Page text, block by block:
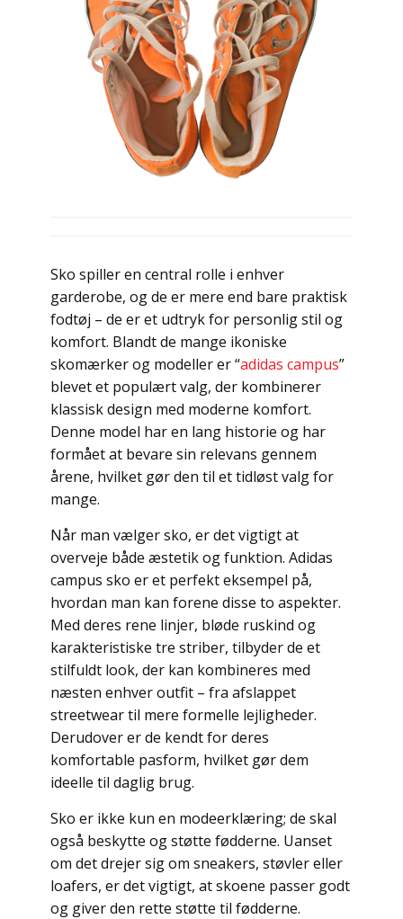
Sko spiller en central rolle i enhver
garderobe, og de er mere end bare praktisk
fodtøj – de er et udtryk for personlig stil og
komfort. Blandt de mange ikoniske
skomærker og modeller er “adidas campus”
blevet et populært valg, der kombinerer
klassisk design med moderne komfort.
Denne model har en lang historie og har
formået at bevare sin relevans gennem
årene, hvilket gør den til et tidløst valg for
mange.
Når man vælger sko, er det vigtigt at
overveje både æstetik og funktion. Adidas
campus sko er et perfekt eksempel på,
hvordan man kan forene disse to aspekter.
Med deres rene linjer, bløde ruskind og
karakteristiske tre striber, tilbyder de et
stilfuldt look, der kan kombineres med
næsten enhver outfit – fra afslappet
streetwear til mere formelle lejligheder.
Derudover er de kendt for deres
komfortable pasform, hvilket gør dem
ideelle til daglig brug.
Sko er ikke kun en modeerklæring; de skal
også beskytte og støtte fødderne. Uanset
om det drejer sig om sneakers, støvler eller
loafers, er det vigtigt, at skoene passer godt
og giver den rette støtte til fødderne.